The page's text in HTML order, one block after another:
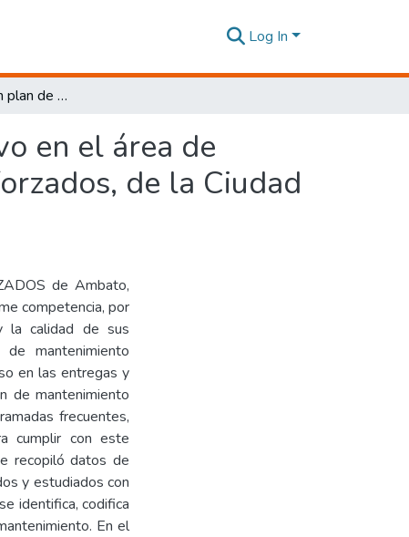
Log In
Elaboración de un plan de mantenimiento preventivo en el área de pulido en La Empresa Fiber and Glass plásticos reforzados, de la Ciudad de Ambato, en el año 2019-2020.
en el área de
de la Ciudad
de Ambato,
competencia, por
la calidad de sus
mantenimiento
en las entregas y
de mantenimiento
frecuentes,
cumplir con este
recopiló datos de
y estudiados con
identifica, codifica
En el